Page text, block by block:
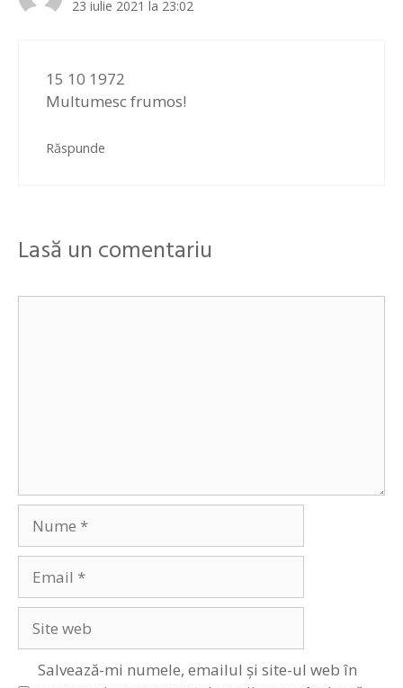
23 iulie 2021 la 23:02
15 10 1972
Multumesc frumos!
Răspunde
Lasă un comentariu
web
Salvează-mi numele, emailul și site-ul web în